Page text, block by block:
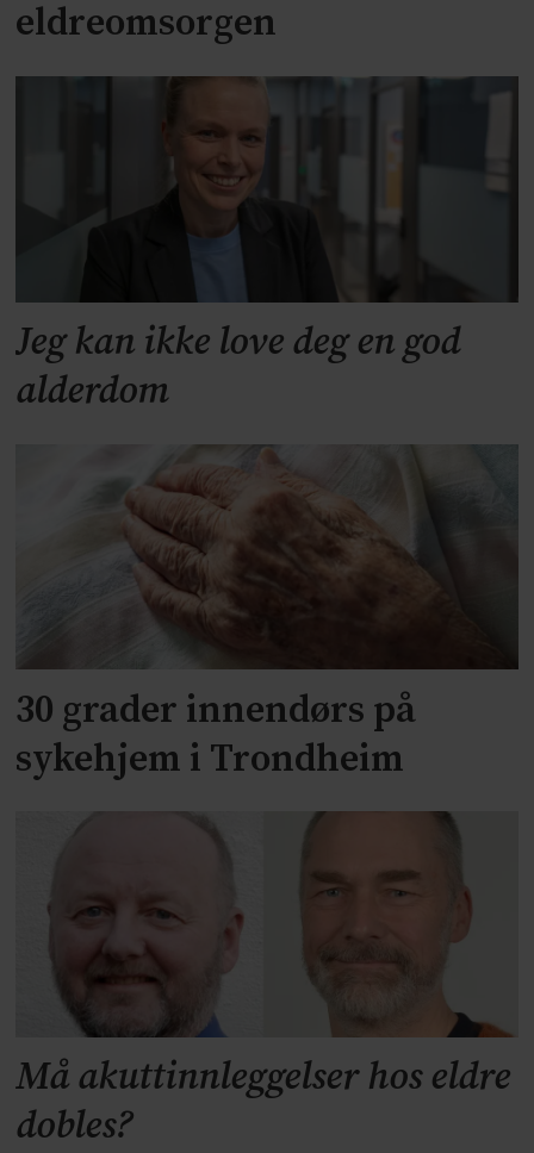
eldreomsorgen
Jeg kan ikke love deg en god
alderdom
30 grader innendørs på
sykehjem i Trondheim
Må akuttinnleggelser hos eldre
dobles?